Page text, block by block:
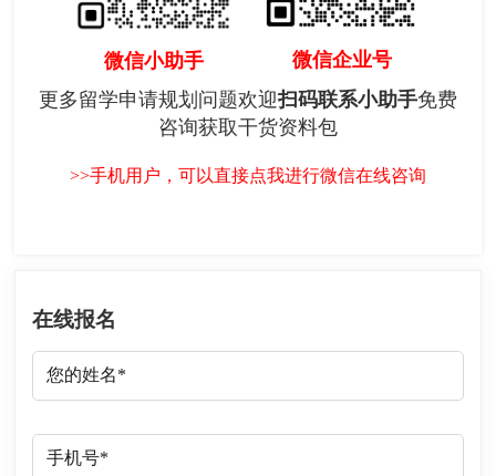
微信小助手
微信企业号
更多留学申请规划问题欢迎扫码联系小助手免费
咨询获取干货资料包
>>手机用户，可以直接点我进行微信在线咨询
在线报名